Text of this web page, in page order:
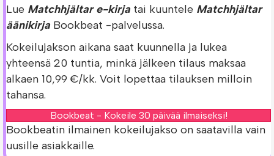
Lue Matchhjältar e-kirja tai kuuntele Matchhjältar
äänikirja Bookbeat -palvelussa.
Kokeilujakson aikana saat kuunnella ja lukea
yhteensä 20 tuntia, minkä jälkeen tilaus maksaa
alkaen 10,99 €/kk. Voit lopettaa tilauksen milloin
tahansa.
Bookbeat - Kokeile 30 päivää ilmaiseksi!
Bookbeatin ilmainen kokeilujakso on saatavilla vain
uusille asiakkaille.